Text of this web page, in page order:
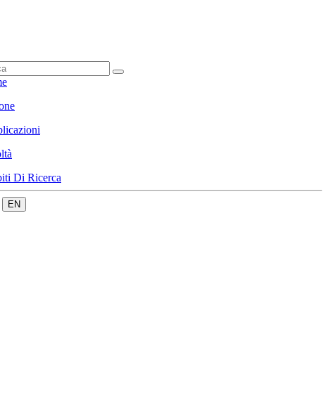
Di Ricerca
EN